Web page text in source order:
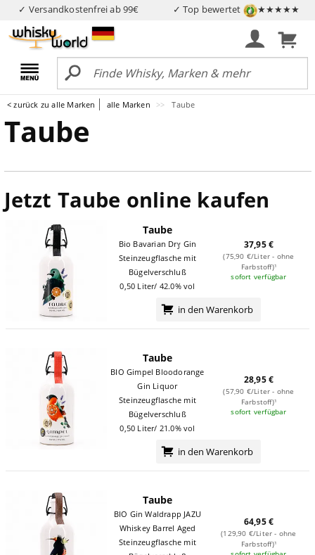
✓ Versandkostenfrei ab 99€ ✓ Top bewertet ★★★★★
< zurück zu alle Marken alle Marken Taube
Taube
Jetzt Taube online kaufen
Taube
Bio Bavarian Dry Gin
Steinzeugflasche mit
Bügelverschluß
0,50 Liter/ 42.0% vol
37,95 €
(75,90 €/Liter - ohne
Farbstoff)¹
sofort verfügbar
in den Warenkorb
Taube
BIO Gimpel Bloodorange
Gin Liquor
Steinzeugflasche mit
Bügelverschluß
0,50 Liter/ 21.0% vol
28,95 €
(57,90 €/Liter - ohne
Farbstoff)¹
sofort verfügbar
in den Warenkorb
Taube
BIO Gin Waldrapp JAZU
Whiskey Barrel Aged
Steinzeugflasche mit
64,95 €
(129,90 €/Liter - ohne
Farbstoff)¹